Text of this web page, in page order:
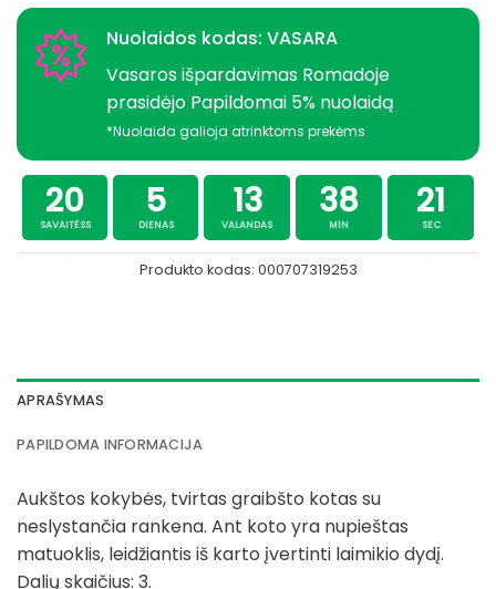
Nuolaidos kodas: VASARA
Vasaros išpardavimas Romadoje
prasidėjo Papildomai 5% nuolaidą
*Nuolaida galioja atrinktoms prekėms
20
SAVAITĖSS
5
DIENAS
13
VALANDAS
38
MIN
20
SEC
Produkto kodas: 000707319253
APRAŠYMAS
PAPILDOMA INFORMACIJA
Aukštos kokybės, tvirtas graibšto kotas su
neslystančia rankena. Ant koto yra nupieštas
matuoklis, leidžiantis iš karto įvertinti laimikio dydį.
Dalių skaičius: 3.